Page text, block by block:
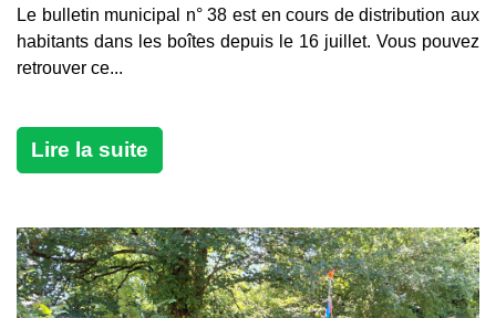
Le bulletin municipal n° 38 est en cours de distribution aux
habitants dans les boîtes depuis le 16 juillet. Vous pouvez
retrouver ce...
Lire la suite